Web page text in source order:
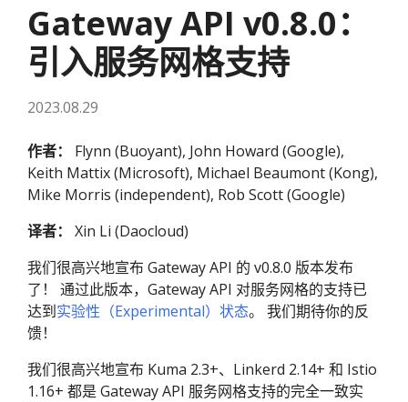
Gateway API v0.8.0：
引入服务网格支持
2023.08.29
作者：
Flynn (Buoyant), John Howard (Google),
Keith Mattix (Microsoft), Michael Beaumont (Kong),
Mike Morris (independent), Rob Scott (Google)
译者：
Xin Li (Daocloud)
我们很高兴地宣布 Gateway API 的 v0.8.0 版本发布
了！ 通过此版本，Gateway API 对服务网格的支持已
达到实验性（Experimental）状态。 我们期待你的反
馈！
我们很高兴地宣布 Kuma 2.3+、Linkerd 2.14+ 和 Istio
1.16+ 都是 Gateway API 服务网格支持的完全一致实